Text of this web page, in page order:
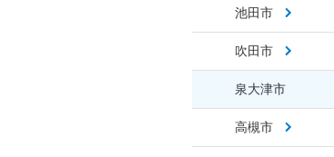
池田市
吹田市
泉大津市
高槻市